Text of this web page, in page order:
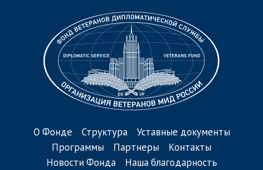
О Фонде Структура
Уставные документы
Программы
Партнеры
Контакты
Новости Фонда
Наша благодарность